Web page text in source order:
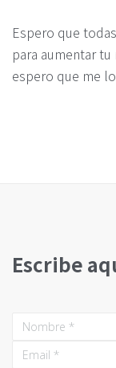
Espero que
para aumentar
espero que me
Escribe